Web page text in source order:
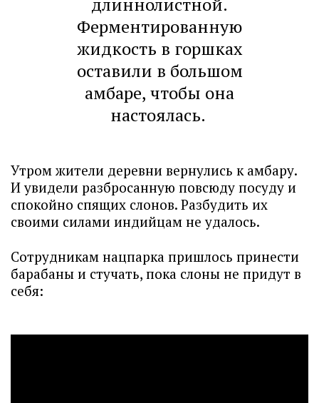
Ферментированную
жидкость в горшках
оставили в большом
амбаре, чтобы она
настоялась.
Утром жители деревни вернулись к амбару.
И увидели разбросанную повсюду посуду и
спокойно спящих слонов. Разбудить их
своими силами индийцам не удалось.
Сотрудникам нацпарка пришлось принести
барабаны и стучать, пока слоны не придут в
себя: